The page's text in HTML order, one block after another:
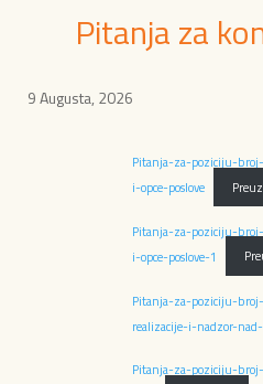
Pitanja za
9 Augusta, 2026
Pitanja-za-poziciju-
i-opce-poslove
Pitanja-za-poziciju-
i-opce-poslove-1
Pitanja-za-poziciju-
realizacije-i-nadzor-
Pitanja-za-poziciju-